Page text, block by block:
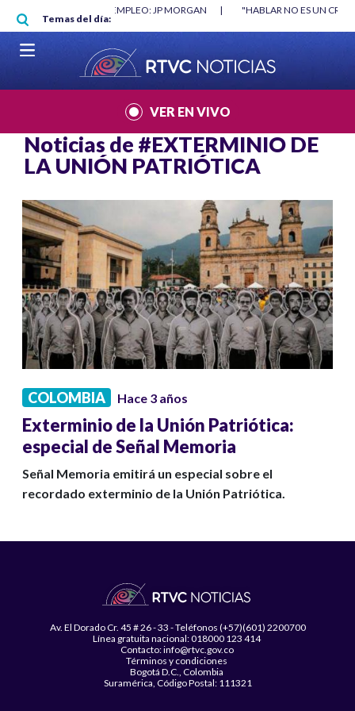
Pasar al contenido principal
Temas del día:
MÍNIMO NO DESTRUYÓ EMPLEO: JP MORGAN |
"HABLAR NO ES UN
MUNDIAL 2026
|
VER EN VIVO
Noticias de #EXTERMINIO DE
LA UNIÓN PATRIÓTICA
COLOMBIA Hace 3 años
Exterminio de la Unión Patriótica:
especial de Señal Memoria
Señal Memoria emitirá un especial sobre el
recordado exterminio de la Unión Patriótica.
Av. El Dorado Cr. 45 # 26 - 33 - Teléfonos (+57)(601) 2200700
Línea gratuita nacional: 018000 123 414
Contacto: info@rtvc.gov.co
Términos y condiciones
Bogotá D.C., Colombia
Suramérica, Código Postal: 111321